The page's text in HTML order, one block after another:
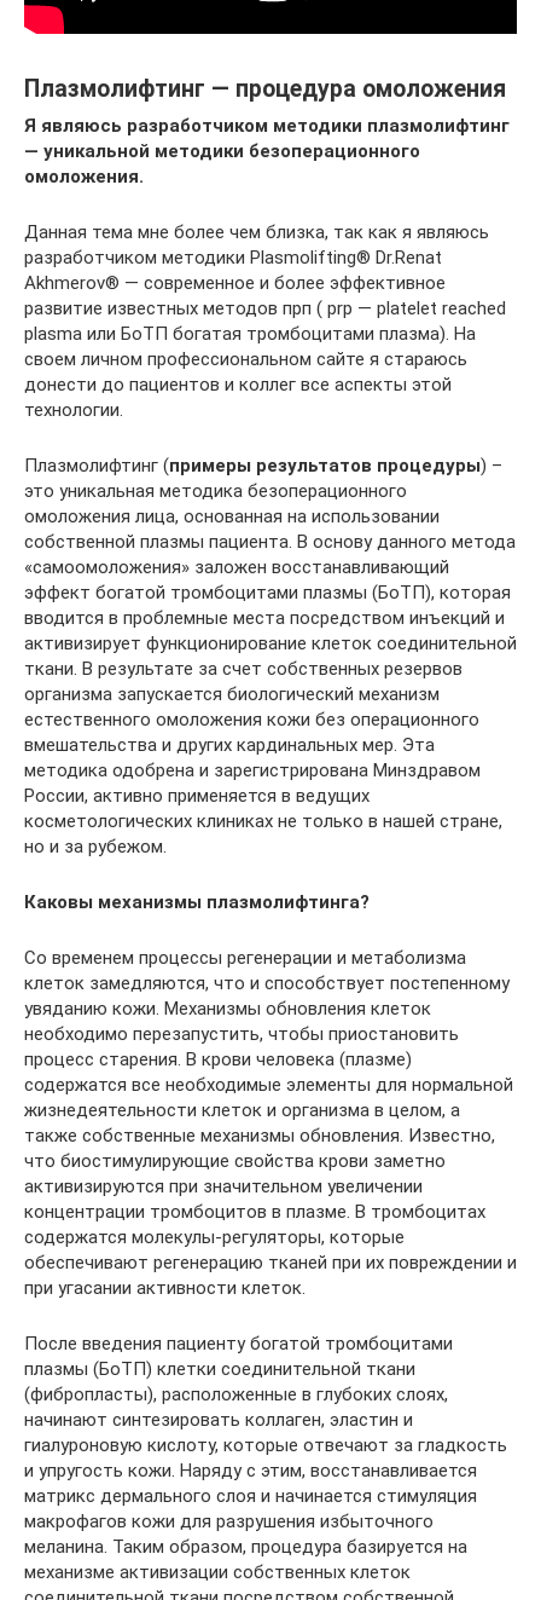
Плазмолифтинг — процедура омоложения
Я являюсь разработчиком методики плазмолифтинг
— уникальной методики безоперационного
омоложения.
Данная тема мне более чем близка, так как я являюсь
разработчиком методики Plasmolifting® Dr.Renat
Akhmerov® — современное и более эффективное
развитие известных методов прп ( prp — platelet reached
plasma или БоТП богатая тромбоцитами плазма). На
своем личном профессиональном сайте я стараюсь
донести до пациентов и коллег все аспекты этой
технологии.
Плазмолифтинг (примеры результатов процедуры) –
это уникальная методика безоперационного
омоложения лица, основанная на использовании
собственной плазмы пациента. В основу данного метода
«самоомоложения» заложен восстанавливающий
эффект богатой тромбоцитами плазмы (БоТП), которая
вводится в проблемные места посредством инъекций и
активизирует функционирование клеток соединительной
ткани. В результате за счет собственных резервов
организма запускается биологический механизм
естественного омоложения кожи без операционного
вмешательства и других кардинальных мер. Эта
методика одобрена и зарегистрирована Минздравом
России, активно применяется в ведущих
косметологических клиниках не только в нашей стране,
но и за рубежом.
Каковы механизмы плазмолифтинга?
Со временем процессы регенерации и метаболизма
клеток замедляются, что и способствует постепенному
увяданию кожи. Механизмы обновления клеток
необходимо перезапустить, чтобы приостановить
процесс старения. В крови человека (плазме)
содержатся все необходимые элементы для нормальной
жизнедеятельности клеток и организма в целом, а
также собственные механизмы обновления. Известно,
что биостимулирующие свойства крови заметно
активизируются при значительном увеличении
концентрации тромбоцитов в плазме. В тромбоцитах
содержатся молекулы-регуляторы, которые
обеспечивают регенерацию тканей при их повреждении и
при угасании активности клеток.
После введения пациенту богатой тромбоцитами
плазмы (БоТП) клетки соединительной ткани
(фибропласты), расположенные в глубоких слоях,
начинают синтезировать коллаген, эластин и
гиалуроновую кислоту, которые отвечают за гладкость
и упругость кожи. Наряду с этим, восстанавливается
матрикс дермального слоя и начинается стимуляция
макрофагов кожи для разрушения избыточного
меланина. Таким образом, процедура базируется на
механизме активизации собственных клеток